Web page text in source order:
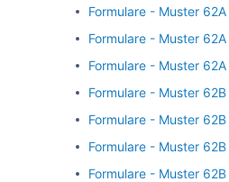
Formulare - Muster 62A
Formulare - Muster
Formulare - Muster
Formulare - Muster
Formulare - Muster
Formulare - Muster 62B
Formulare - Muster